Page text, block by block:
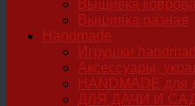
Вышивка
Вышивка разная
Handmade
Игрушки
Аксессуары,
HANDMADE для
ДЛЯ ДАЧИ И